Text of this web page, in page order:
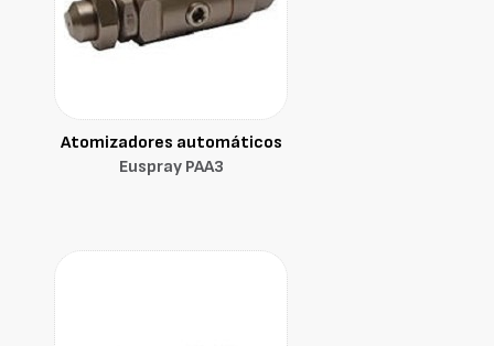
Atomizadores automáticos
Euspray PAA3